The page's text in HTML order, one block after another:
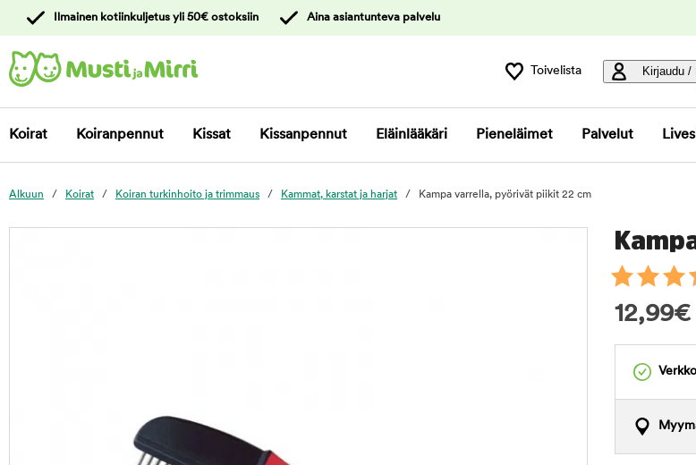
asiakaspalveluun
Ilmainen kotiinkuljetus yli 50€ ostoksiin Aina asiantunteva palvelu
Toivelista Kirjaudu /
Koirat Koiranpennut Kissat Kissanpennut Eläinlääkäri Pieneläimet Palvelut
Alkuun Koirat Koiran turkinhoito ja trimmaus Kammat, karstat ja harjat Kampa varrella, pyörivät piikit 22 cm
12,99€